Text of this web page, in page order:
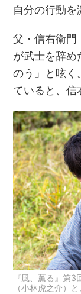
自分の行動を
父・信右衛門
が武士を辞め
のう」と呟く
ていると、信
『風、薫る』第
（小林虎之介）